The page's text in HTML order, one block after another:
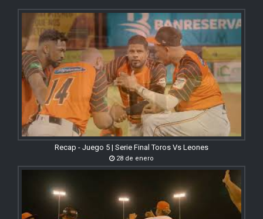
Recap - Juego 5 | Serie Final Toros Vs Leones
28 de enero